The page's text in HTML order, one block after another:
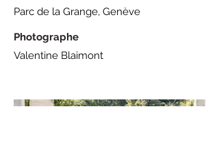
Parc de la Grange, Genève
Photographe
Valentine Blaimont